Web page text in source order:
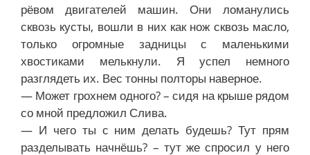
рёвом двигателей машин. Они ломанулись
сквозь кусты, вошли в них как нож сквозь масло,
только огромные задницы с маленькими
хвостиками мелькнули. Я успел немного
разглядеть их. Вес тонны полторы наверное.
— Может грохнем одного? – сидя на крыше рядом
со мной предложил Слива.
— И чего ты с ним делать будешь? Тут прям
разделывать начнёшь? – тут же спросил у него